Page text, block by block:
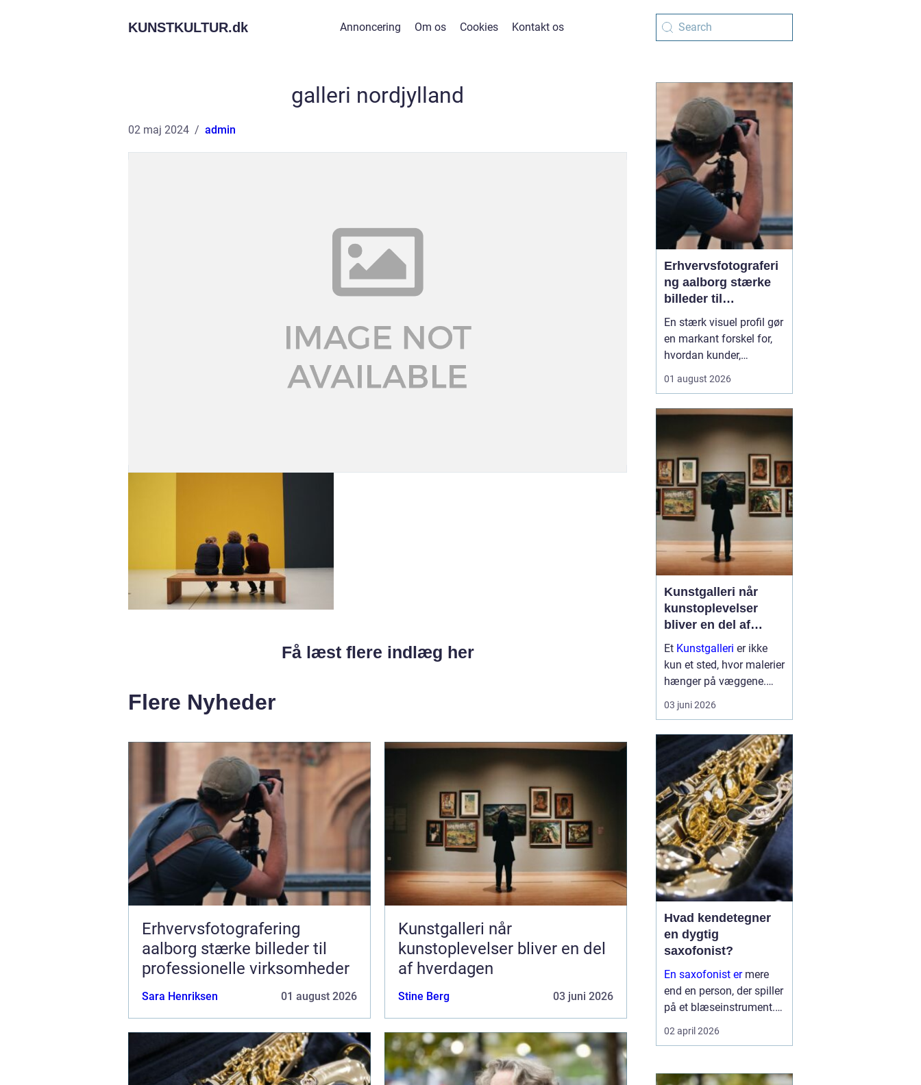
KUNSTKULTUR.dk Annoncering Om os Cookies Kontakt os
galleri nordjylland
02 maj 2024 admin
Få læst flere indlæg her
Flere Nyheder
Erhvervsfotografering
aalborg stærke billeder til
professionelle virksomheder
Sara Henriksen 01 august 2026
Kunstgalleri når
kunstoplevelser bliver en del
af hverdagen
Stine Berg 03 juni 2026
Erhvervsfotograferi
ng aalborg stærke
billeder til
professionelle
virksomheder
En stærk visuel profil gør
en markant forskel for,
hvordan kunder,
medarbejdere oplever en
erhvervsbilleder skaber
troværdighed,
genkendelse og
sammenhæng på tværs
af hjemmeside, sociale
medier, tryksa...
01 august 2026
Kunstgalleri når
kunstoplevelser
bliver en del af
hverdagen
Et Kunstgalleri er ikke
kun et sted, hvor malerier
hænger på væggene.
Det er et rum, hvor lys,
arkitektur, mennesker og
og skaber nye
perspektiver på verden.
Mange forbinder
gallerier med fer...
03 juni 2026
Hvad kendetegner
en dygtig
saxofonist?
En saxofonist ermere
end en person, der spiller
på et blæseinstrument.
Saxofonen kræver både
teknik, musikalitet og
klangen ligger et sted
02 april 2026